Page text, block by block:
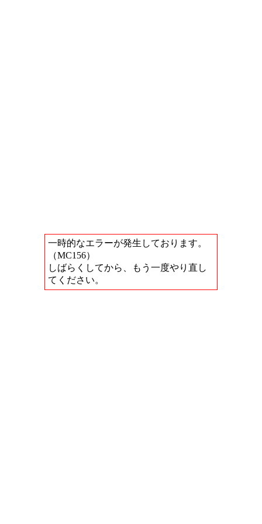
一時的なエラーが発生しております。
（MC156）
しばらくしてから、もう一度やり直し
てください。